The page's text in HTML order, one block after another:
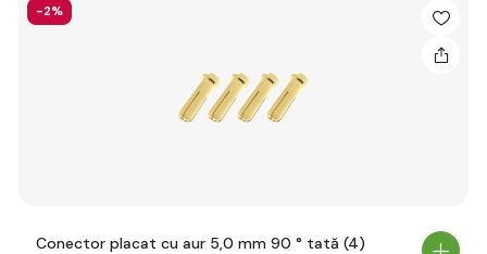
-2%
Conector placat cu aur 5,0 mm 90 ° tată (4)